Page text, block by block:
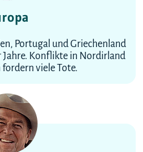
Portugal und Griechenland
Konflikte in Nordirland
viele Tote.